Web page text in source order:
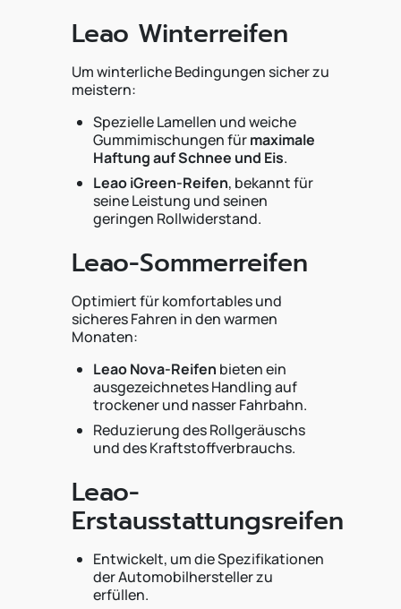
Leao Winterreifen
Um winterliche Bedingungen sicher zu
meistern:
Spezielle Lamellen und weiche
Gummimischungen fürmaximale
Haftung auf Schnee und Eis.
Leao iGreen-Reifen, bekannt für
seine Leistung und seinen
geringen Rollwiderstand.
Leao-Sommerreifen
Optimiert für komfortables und
sicheres Fahren in den warmen
Monaten:
Leao Nova-Reifen bieten ein
ausgezeichnetes Handling auf
trockener und nasser Fahrbahn.
Reduzierung des Rollgeräuschs
und des Kraftstoffverbrauchs.
Leao-
Erstausstattungsreifen
Entwickelt, um die Spezifikationen
der Automobilhersteller zu
erfüllen.